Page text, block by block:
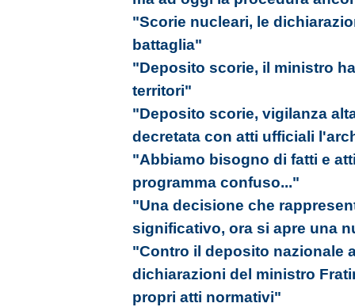
"Scorie nucleari, le
battaglia"
"Deposito scorie, il ministro
territori"
"Deposito scorie, vigilanza
decretata con atti ufficiali
"Abbiamo bisogno di fatti e
programma confuso..."
"Una decisione che
significativo, ora si apre una
"Contro il deposito nazionale
dichiarazioni del ministro
propri atti normativi"